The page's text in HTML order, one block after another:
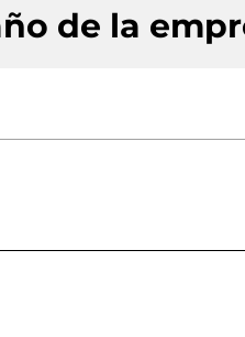
de la